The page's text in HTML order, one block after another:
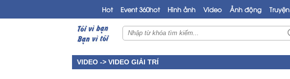
Hot Event 360hot Hình ảnh Video Ảnh động Truyện
VIDEO -> VIDEO GIẢI TRÍ